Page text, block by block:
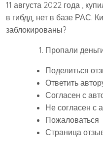
11 августа 2022 года ,
в гибдд, нет в базе РАС.
заблокированы?
Пропали
Поделиться
Ответить
Согласен с
Не согласен с
Пожаловаться
Страница